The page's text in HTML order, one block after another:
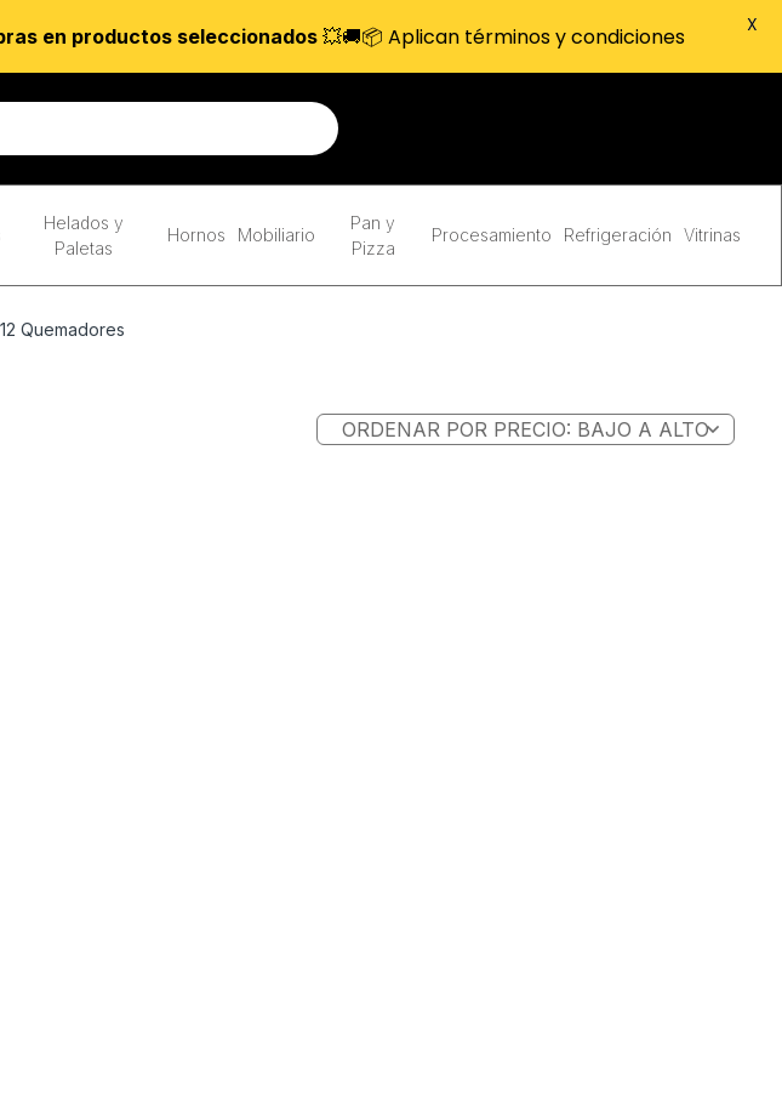
Helados y
Paletas
Hornos Mobiliario
Pan y
Pizza
Procesamiento Refrigeración Vitrinas
Quemadores
en productos seleccionados💥🚚📦 Aplican términos y condiciones X